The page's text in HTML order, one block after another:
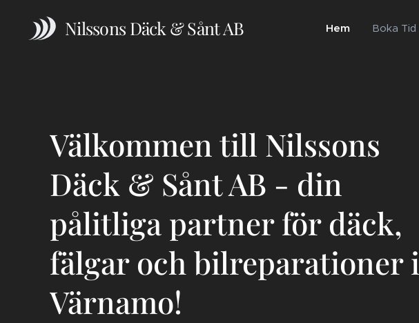
Nilssons Däck & Sånt AB Hem Boka Tid
Välkommen till Nilssons
Däck & Sånt AB - din
pålitliga partner för däck,
fälgar och bilreparationer i
Värnamo!